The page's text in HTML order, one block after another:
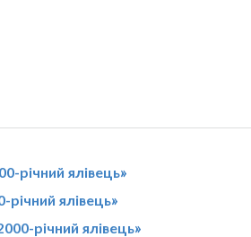
річний ялівець»
ялівець»
річний ялівець»